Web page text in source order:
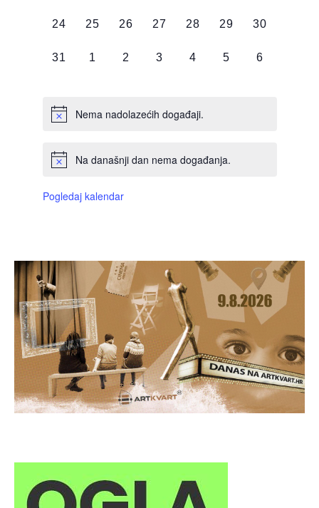
0
24
0
25
0
26
0
27
0
28
0
29
0
30
0
31
0
1
0
2
0
3
0
4
0
5
0
6
Nema nadolazećih događaji.
Na današnji dan nema događanja.
Pogledaj kalendar